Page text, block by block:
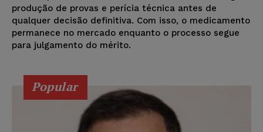
produção de provas e perícia técnica antes de
qualquer decisão definitiva. Com isso, o medicamento
permanece no mercado enquanto o processo segue
para julgamento do mérito.
Popular